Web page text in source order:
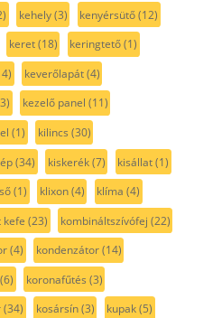
kehely(3) kenyérsütő(12)
keret(18) keringtető(1)
keverőlapát(4)
kezelő panel (11)
(1) kilincs (30)
(34) kiskerék(7) kisállat(1)
(1) klixon(4) klíma (4)
kefe (23) kombináltszívófej (22)
(4) kondenzátor(14)
(6) koronafűtés (3)
(34) kosársín(3) kupak(5)